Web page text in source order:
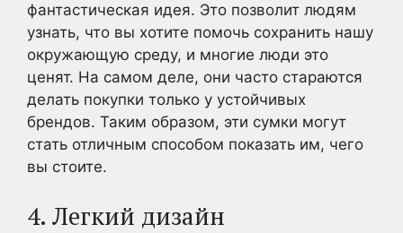
фантастическая идея. Это позволит людям
узнать, что вы хотите помочь сохранить нашу
окружающую среду, и многие люди это
ценят. На самом деле, они часто стараются
делать покупки только у устойчивых
брендов. Таким образом, эти сумки могут
стать отличным способом показать им, чего
вы стоите.
4. Легкий дизайн